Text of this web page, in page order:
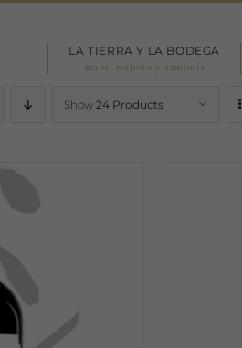
LA TIERRA Y LA BODEGA
amor, respeto y armonía
Show 24 Products